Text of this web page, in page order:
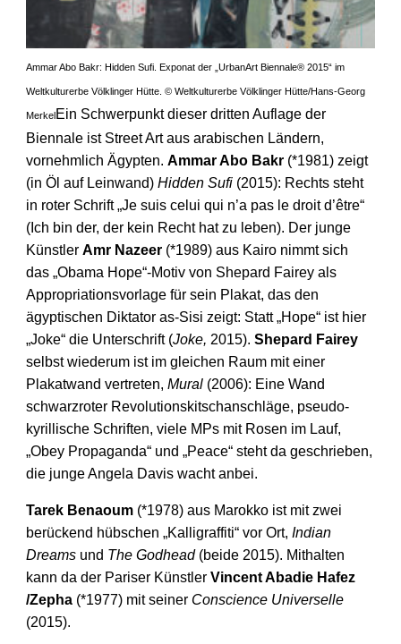
Ammar Abo Bakr: Hidden Sufi. Exponat der „UrbanArt Biennale® 2015“ im
Weltkulturerbe Völklinger Hütte. © Weltkulturerbe Völklinger Hütte/Hans-Georg
MerkelEin Schwerpunkt dieser dritten Auflage der
Biennale ist Street Art aus arabischen Ländern,
vornehmlich Ägypten. Ammar Abo Bakr(*1981) zeigt
(in Öl auf Lein­wand) Hidden Sufi(2015): Rechts steht
in roter Schrift „Je suis celui qui n’a pas le droit d’être“
(Ich bin der, der kein Recht hat zu leben). Der junge
Künstler Amr Nazeer(*1989) aus Kairo nimmt sich
das „Obama Hope“-Motiv von Shepard Fairey als
Appropriations­vorlage für sein Plakat, das den
ägyptischen Diktator as-Sisi zeigt: Statt „Hope“ ist hier
„Joke“ die Unterschrift (Joke, 2015). Shepard Fairey
selbst wiederum ist im gleichen Raum mit einer
Plakatwand vertreten, Mural(2006): Eine Wand
schwarz­roter Revolutions­kitsch­anschläge, pseudo-
kyrillische Schriften, viele MPs mit Rosen im Lauf,
„Obey Propaganda“ und „Peace“ steht da geschrieben,
die junge Angela Davis wacht anbei.
Tarek Benaoum(*1978) aus Marokko ist mit zwei
berückend hübschen „Kalligraffiti“ vor Ort, Indian
Dreamsund The Godhead(beide 2015). Mithalten
kann da der Pariser Künstler Vincent Abadie Hafez
/Zepha(*1977) mit seiner Conscience Universelle
(2015).